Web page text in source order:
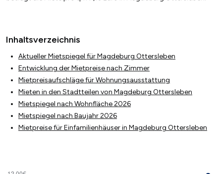
Inhaltsverzeichnis
Aktueller Mietspiegel für Magdeburg Ottersleben
Entwicklung der Mietpreise nach Zimmer
Mietpreisaufschläge für Wohnungsausstattung
Mieten in den Stadtteilen von Magdeburg Ottersleben
Mietspiegel nach Wohnfläche 2026
Mietspiegel nach Baujahr 2026
Mietpreise für Einfamilienhäuser in Magdeburg Ottersleben